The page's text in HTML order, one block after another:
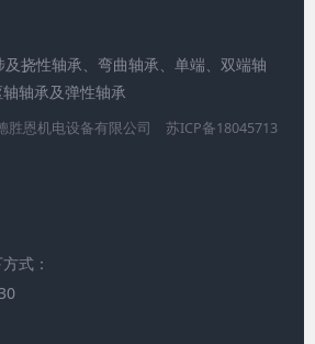
及挠性轴承、弯曲轴承、单端、双端轴
轴承及弹性轴承
胜恩机电设备有限公司
苏ICP备18045713
式：